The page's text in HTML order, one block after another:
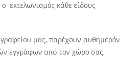
εκτελωνισμός κάθε είδους
γραφείου μας, παρέχουν αυθημερόν
εγγράφων από τον χώρο σας,